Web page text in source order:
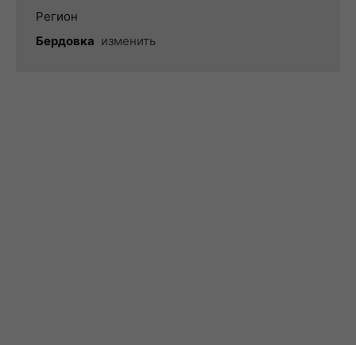
Регион
Бердовка изменить